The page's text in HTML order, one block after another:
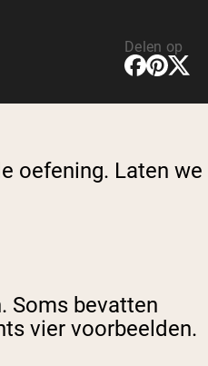
Delen op
oefening. Laten we
Soms bevatten
vier voorbeelden.